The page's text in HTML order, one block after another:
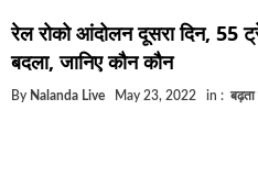
बिहार में एक और
क्रिकेटर ईशान
रेल रोको आंदोलन दूसरा दिन, 55
बदला, जानिए कौन कौन
By Nalanda Live May 23, 2022 in : बढ़ता